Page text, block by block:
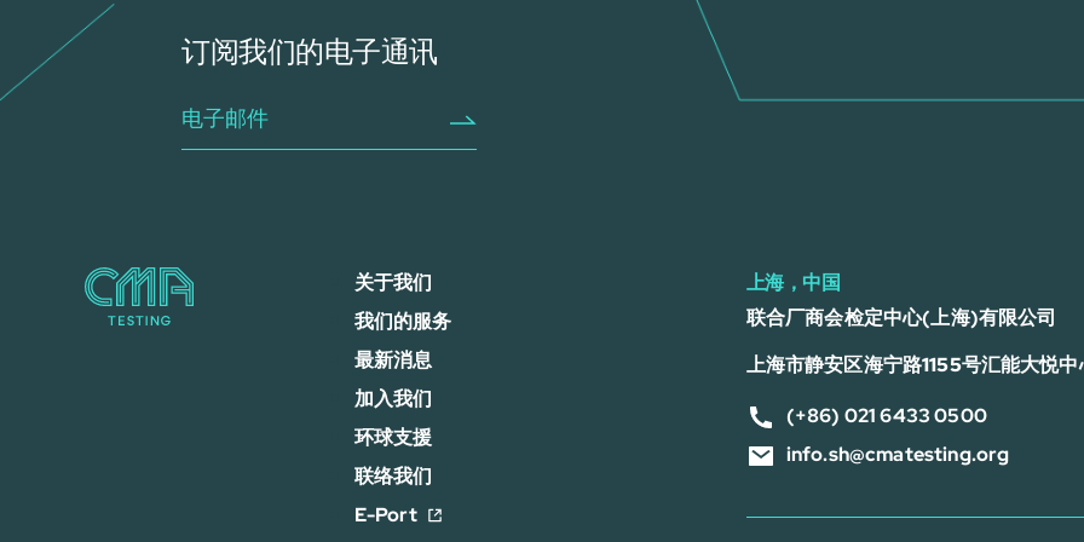
订阅我们的电子通讯
关于我们
我们的服务
最新消息
加入我们
环球支援
联络我们
E-Port
上海，中国
联合厂商会检定中心(上海)有限公司
上海市静安区海宁路1155号汇能大悦
(+86) 021 6433 0500
info.sh@cmatesting.org